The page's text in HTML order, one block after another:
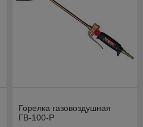
Горелка газовоздушная
ГВ-100-Р